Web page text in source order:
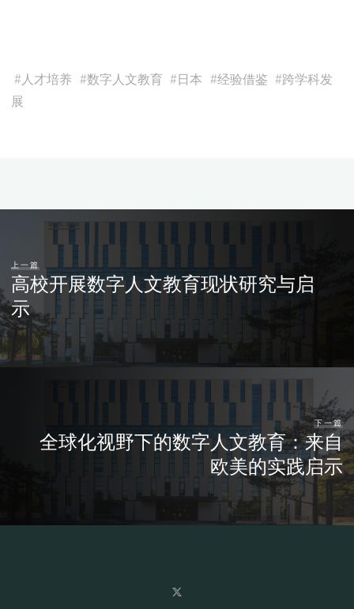
#人才培养 #数字人文教育 #日本 #经验借鉴 #跨学科发
展
上一篇
高校开展数字人文教育现状研究与启
示
下一篇
全球化视野下的数字人文教育：来自
欧美的实践启示